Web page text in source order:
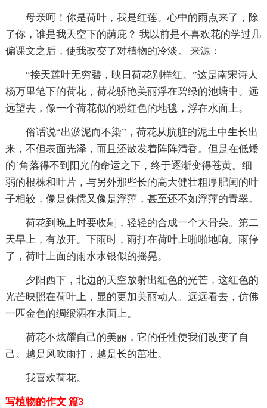
母亲呵！你是荷叶，我是红莲。心中的雨点来了，除
了你，谁是我天空下的荫庇？ 我以前是不喜欢花的学过几
偏课文之后，使我改变了对植物的冷淡。 来源：
“接天莲叶无穷碧，映日荷花别样红。”这是南宋诗人
杨万里笔下的荷花，荷花骄艳美丽浮在碧绿的池塘中。远
远望去，像一个荷花似的粉红色的地毯，浮在水面上。
俗话说“出淤泥而不染”，荷花从肮脏的泥土中生长出
来，不但表面光泽，而且还散发着阵阵清香。但是在低矮
的`角落得不到阳光的命运之下，终于逐渐变得苍黄。细
弱的根株和叶片，与另外那些长的高大健壮粗厚肥闰的叶
子相较，像是侏儒又像是浮萍，甚至还不如浮萍的青翠。
荷花到晚上时要收剁，轻轻的合成一个大骨朵。第二
天早上，有放开。下雨时，雨打在荷叶上啪啪地响。雨停
了，荷叶上面的雨水水银似的摇晃。
夕阳西下，北边的天空放射出红色的光芒，这红色的
光芒映照在荷叶上，显的更加美丽动人。远远看去，仿佛
一匹金色的绸缎洒在水面上。
荷花不炫耀自己的美丽，它的任性使我们改变了自
己。越是风吹雨打，越是长的茁壮。
我喜欢荷花。
写植物的作文 篇3